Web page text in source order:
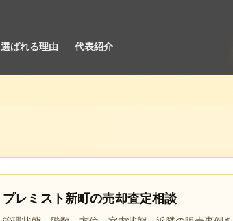
選ばれる理由 代表紹介
プレミスト新町の売却査定相談